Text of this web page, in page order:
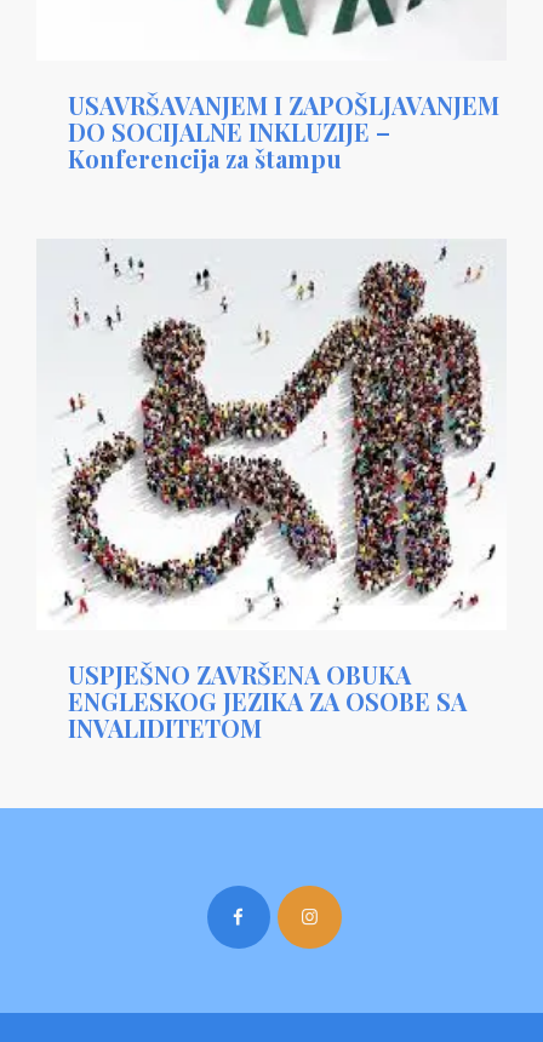
USAVRŠAVANJEM I ZAPOŠLJAVANJEM
DO SOCIJALNE INKLUZIJE –
Konferencija za štampu
USPJEŠNO ZAVRŠENA OBUKA
ENGLESKOG JEZIKA ZA OSOBE SA
INVALIDITETOM